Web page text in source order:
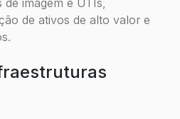
de ativos de alto valor e